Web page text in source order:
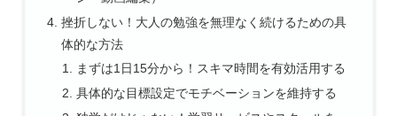
挫折しない！大人の勉強を無理なく続けるための具
体的な方法
まずは1日15分から！スキマ時間を有効活用する
具体的な目標設定でモチベーションを維持する